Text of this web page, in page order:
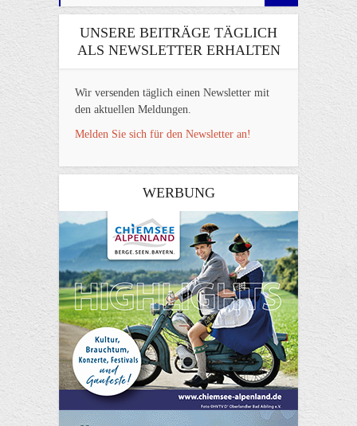
UNSERE BEITRÄGE TÄGLICH
ALS NEWSLETTER ERHALTEN
Wir versenden täglich einen Newsletter mit
den aktuellen Meldungen.
Melden Sie sich für den Newsletter an!
WERBUNG